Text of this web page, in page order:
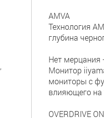
AMVA
Технология
глубина
Нет мерцания
Монитор
мониторы с
влияющего на
OVERDRIVE